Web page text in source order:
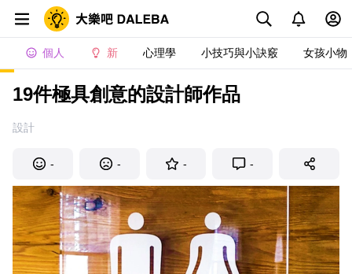
個人 新 心理學 小技巧與小訣竅 女孩小物
19件極具創意的設計師作品
設計
- - - -